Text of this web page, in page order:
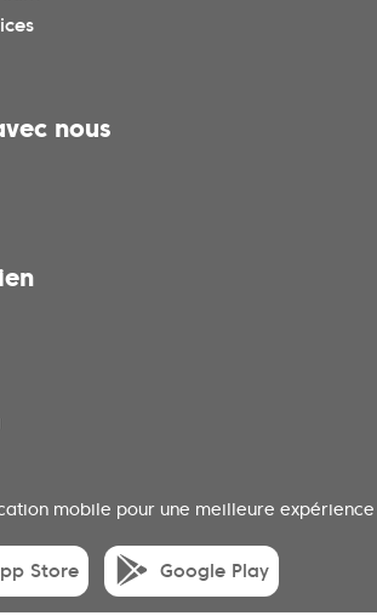
nous
mobile pour une meilleure expérience
Store Google Play